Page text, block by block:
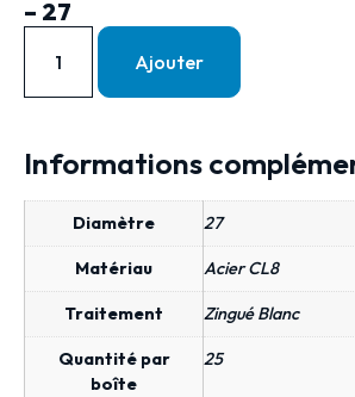
– 27
Ajouter
Informations
Diamètre 27
Matériau Acier CL8
Traitement Zingué Blanc
Quantité par
boîte
25